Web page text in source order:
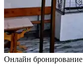
Онлайн бронирование